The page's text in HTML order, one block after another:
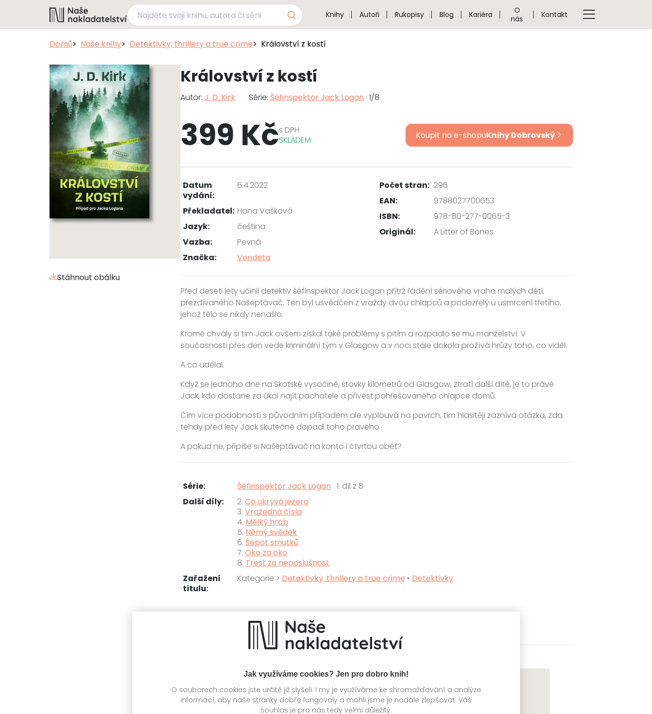
Jak využíváme cookies? Jen pro dobro knih!
O souborech cookies jste určitě již slyšeli. I my je využíváme ke shromažďování a analýze
informací, aby naše stránky dobře fungovaly a mohli jsme je nadále zlepšovat. Váš
souhlas je pro nás tedy velmi důležitý.
Knihy Autoři Rukopisy Blog Kariéra
O
nás
Kontakt
Domů Naše knihy Detektivky, thrillery a true crime Království z kostí
Stáhnout obálku
Království z kostí
Autor: J. D. Kirk Série: Šéfinspektor Jack Logan · 1/8
399 Kčs DPH
SKLADEM
Koupit na e-shopuKnihy Dobrovský
Datum
vydání:
6.4.2022
Překladatel: Hana Vašková
Jazyk:
čeština
Vazba:
Pevná
Počet stran: 296
EAN:
9788027700653
ISBN:
978-80-277-0065-3
Originál:
A Litter of Bones
Značka: Vendeta
Před deseti lety učinil detektiv šéfinspektor Jack Logan přítrž řádění sériového vraha malých dětí,
přezdívaného Našeptávač. Ten byl usvědčen z vraždy dvou chlapců a podezřelý u usmrcení třetího,
jehož tělo se nikdy nenašlo.
Kromě chvály si tím Jack ovšem získal také problémy s pitím a rozpadlo se mu manželství. V
současnosti přes den vede kriminální tým v Glasgow a v noci stále dokola prožívá hrůzy toho, co viděl.
A co udělal.
Když se jednoho dne na Skotské vysočině, stovky kilometrů od Glasgow, ztratí další dítě, je to právě
Jack, kdo dostane za úkol najít pachatele a přivést pohřešovaného chlapce domů.
Čím více podobností s původním případem ale vyplouvá na povrch, tím hlasitěji zaznívá otázka, zda
tehdy před lety Jack skutečně dopadl toho pravého.
A pokud ne, připíše si Našeptávač na konto i čtvrtou oběť?
Série: Šéfinspektor Jack Logan 1. díl z 8
Další díly:
2.Co ukrývá jezero
3.Vražedná čísla
4. Mělký hrob
5. Němý svědek
6.Šepot smutků
7.Oko za oko
8. Trest za neposlušnost
Zařažení
titulu:
Kategorie > Detektivky, thrillery a true crime ‣ Detektivky
Další knihy autora